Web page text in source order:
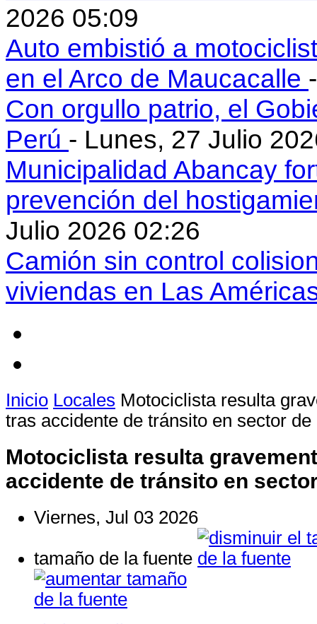
2026 05:09
Auto embistió a
en el Arco de Maucacalle
Con orgullo patrio, el
Perú - Lunes, 27 Julio
Municipalidad Abancay
prevención del
Julio 2026 02:26
Camión sin control
viviendas en Las
Inicio Locales Motociclista resulta
tras accidente de tránsito en sector
Motociclista resulta
accidente de tránsito en
Viernes, Jul 03 2026
tamaño de la fuente